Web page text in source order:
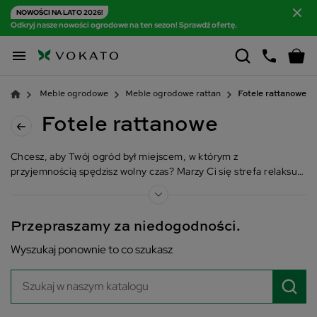
NOWOŚCI NA LATO 2026!
Odkryj nasze nowości ogrodowe na ten sezon! Sprawdź ofertę.

Meble ogrodowe Meble ogrodowe rattan Fotele rattanowe
Fotele rattanowe
Chcesz, aby Twój ogród był miejscem, w którym z
przyjemnością spędzisz wolny czas? Marzy Ci się strefa relaksu,
Mamy dla Ciebie idealne rozwiązanie! Wyposaż przestrzeń pod
naszej ofercie. To meble, które będą zdobić Twój kącik
wypoczynkowy przez wiele sezonów.
Przepraszamy za niedogodności.
Wyszukaj ponownie to co szukasz